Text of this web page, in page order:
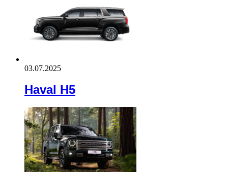
03.07.2025
Haval H5